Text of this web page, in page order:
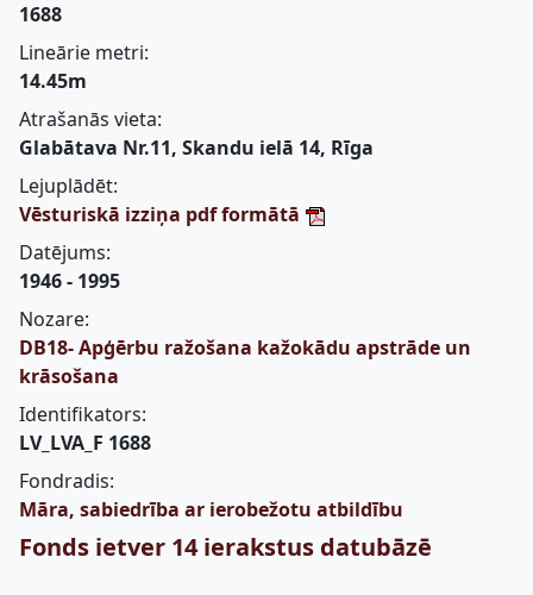
1688
Lineārie metri:
14.45m
Atrašanās vieta:
Glabātava Nr.11, Skandu ielā 14, Rīga
Lejuplādēt:
Vēsturiskā izziņa pdf formātā
Datējums:
1946 - 1995
Nozare:
DB18- Apģērbu ražošana kažokādu apstrāde un
krāsošana
Identifikators:
LV_LVA_F 1688
Fondradis:
Māra, sabiedrība ar ierobežotu atbildību
Fonds ietver 14 ierakstus datubāzē